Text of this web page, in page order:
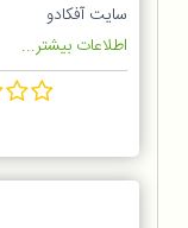
سایت آفکادو
اطلاعات بیشتر...